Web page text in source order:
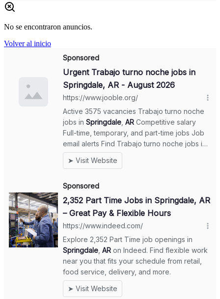
No se encontraron anuncios.
Volver al inicio